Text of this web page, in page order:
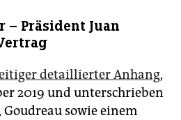
– Präsident Juan
detaillierter Anhang,
2019 und unterschrieben
Goudreau sowie einem